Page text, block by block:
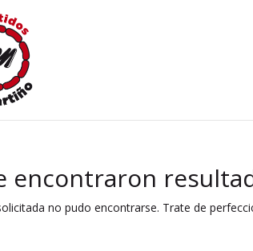
encontraron
no pudo encontrarse. Trate de